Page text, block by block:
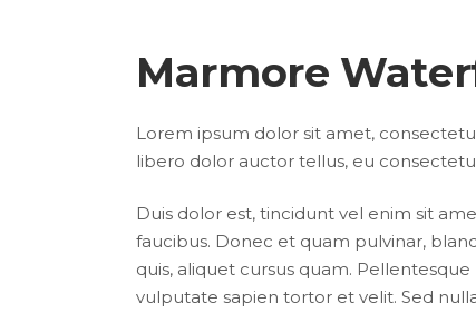
Marmore
Lorem ipsum dolor sit amet,
libero dolor auctor tellus, eu
Duis dolor est, tincidunt vel enim sit
faucibus. Donec et quam pulvinar,
quis, aliquet cursus quam.
vulputate sapien tortor et velit. Sed